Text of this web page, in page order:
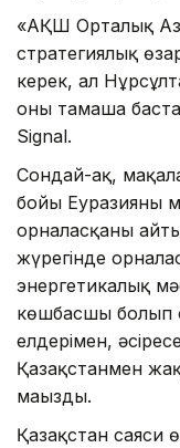
«АҚШ Орталық
стратегиялық
керек, ал
оның тамаша
Signal.
Сондай-ақ,
бойы Еуразияның
орналасқаны
жүрегінде
энергетикалық
көшбасшы болып
елдерімен,
Қазақстанмен
маңызды.
Қазақстан саяси